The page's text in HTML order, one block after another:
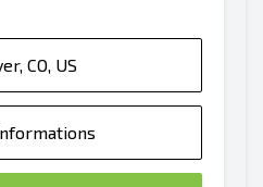
CO, US